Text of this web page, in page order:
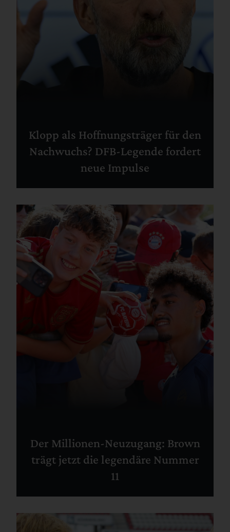
Klopp als Hoffnungsträger für den
Nachwuchs? DFB-Legende fordert
neue Impulse
Der Millionen-Neuzugang: Brown
trägt jetzt die legendäre Nummer
11